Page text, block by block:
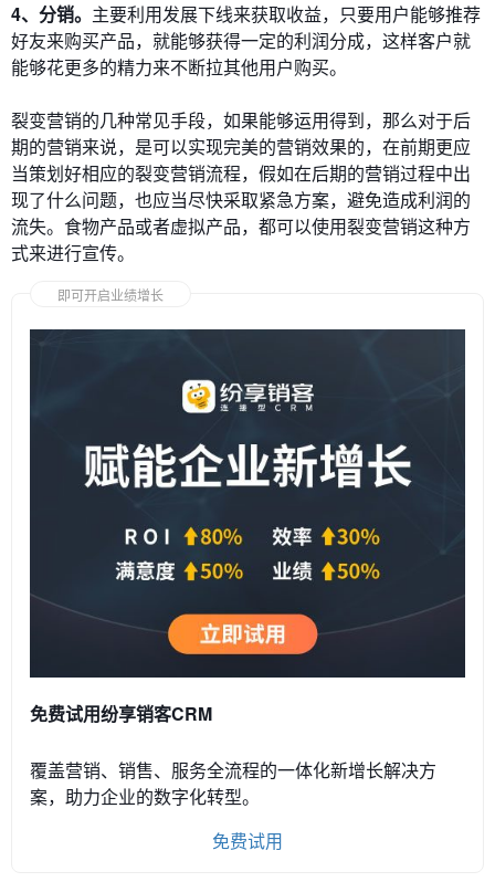
4、分销。 主要利用发展下线来获取收益，只要用户能够推荐
好友来购买产品，就能够获得一定的利润分成，这样客户就
能够花更多的精力来不断拉其他用户购买。
裂变营销的几种常见手段，如果能够运用得到，那么对于后
期的营销来说，是可以实现完美的营销效果的，在前期更应
当策划好相应的裂变营销流程，假如在后期的营销过程中出
现了什么问题，也应当尽快采取紧急方案，避免造成利润的
流失。食物产品或者虚拟产品，都可以使用裂变营销这种方
式来进行宣传。
即可开启业绩增长
免费试用纷享销客CRM
覆盖营销、销售、服务全流程的一体化新增长解决方
案，助力企业的数字化转型。
免费试用